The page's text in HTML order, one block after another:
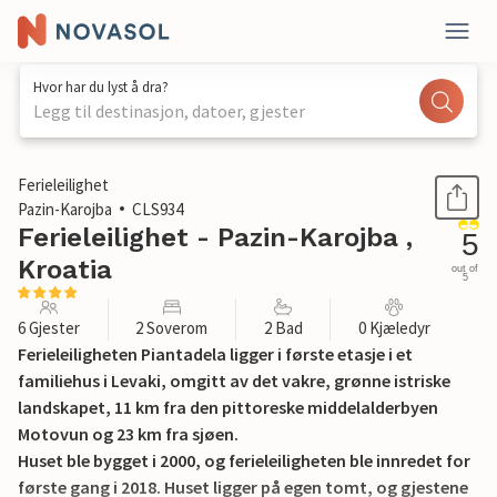
Hvor har du lyst å dra?
Legg til destinasjon, datoer, gjester
1 / 38
Ferieleilighet
Pazin-Karojba
CLS934
Ferieleilighet - Pazin-Karojba ,
Kroatia
5
out of
5
6 Gjester 2 Soverom 2 Bad 0 Kjæledyr
Ferieleiligheten Piantadela ligger i første etasje i et
familiehus i Levaki, omgitt av det vakre, grønne istriske
landskapet, 11 km fra den pittoreske middelalderbyen
Motovun og 23 km fra sjøen.
Huset ble bygget i 2000, og ferieleiligheten ble innredet for
første gang i 2018. Huset ligger på egen tomt, og gjestene